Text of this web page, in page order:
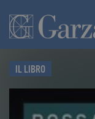
IL LIBRO